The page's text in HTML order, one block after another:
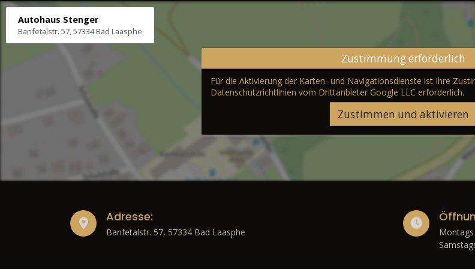
Autohaus Stenger
Banfetalstr. 57, 57334 Bad Laasphe
Zustimmung erforderlich
Für die Aktivierung der Karten- und Navigationsdienste ist Ihre
Datenschutzrichtlinien vom Drittanbieter Google LLC erforderlich.
Zustimmen und aktivieren
Adresse:
Banfetalstr. 57, 57334 Bad Laasphe
Montags